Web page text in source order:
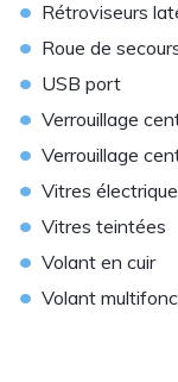
• Rétroviseurs
• Roue de
• USB port
• Verrouillage
• Verrouillage
• Vitres
• Vitres teintées
• Volant en cuir
• Volant